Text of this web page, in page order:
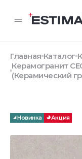
Главная Каталог
Керамогранит
(Керамический
Новинка Акция